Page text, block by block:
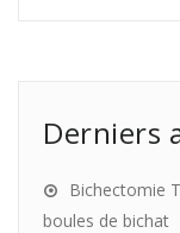
Derniers
Bichectomie
boules de bichat